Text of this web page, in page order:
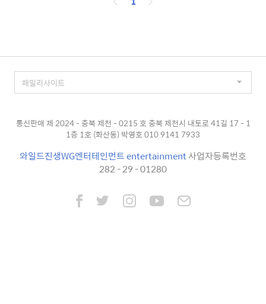
통신판매 제 2024 - 충북 제천 - 0215 호 충북 제천시 내토로 41길 17 - 1
1층 1호 (화산동) 박영호 010 9141 7933
와일드진생WG엔터테인먼트 entertainment사업자등록번호
282 - 29 - 01280